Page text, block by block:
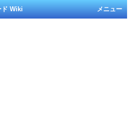
メニュー
ド Wiki